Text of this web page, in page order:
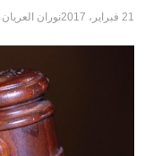
21 فبراير، 2017 نوران العريان